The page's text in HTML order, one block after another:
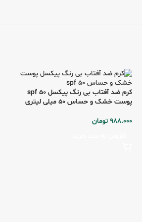
کرم ضد آفتاب بی رنگ پیکسل spf 50
پوست خشک و حساس 50 میلی لیتری
988.000 تومان